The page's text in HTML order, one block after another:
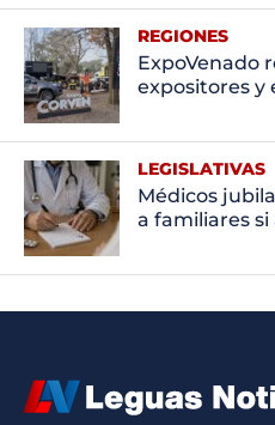
REGIONES
ExpoVenado
expositores y
LEGISLATIVAS
Médicos
a familiares si